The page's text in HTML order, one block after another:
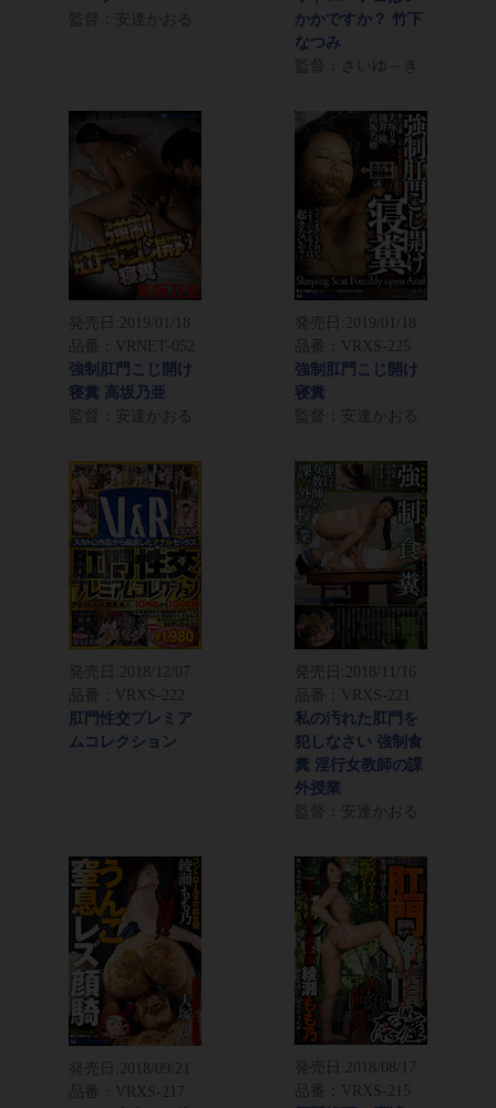
監督：安達かおる
かかですか？ 竹下
なつみ
監督：さいゆ～き
発売日:
2019/01/18
品番：VRNET-052
強制肛門こじ開け
寝糞 高坂乃亜
監督：安達かおる
発売日:
2019/01/18
品番：VRXS-225
強制肛門こじ開け
寝糞
監督：安達かおる
発売日: 2018/12/07
品番：VRXS-222
肛門性交プレミア
ムコレクション
発売日: 2018/11/16
品番：VRXS-221
私の汚れた肛門を
犯しなさい 強制食
糞 淫行女教師の課
外授業
監督：安達かおる
発売日:
2018/09/21
品番：VRXS-217
発売日:
2018/08/17
品番：VRXS-215